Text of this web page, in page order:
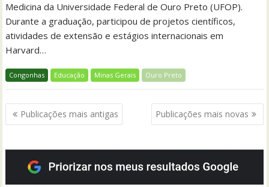
Medicina da Universidade Federal de Ouro Preto (UFOP).
Durante a graduação, participou de projetos científicos,
atividades de extensão e estágios internacionais em
Harvard…
Congonhas Educação Minas Gerais Ouro Preto
Navegação
por
Publicações mais antigas Publicações mais novas